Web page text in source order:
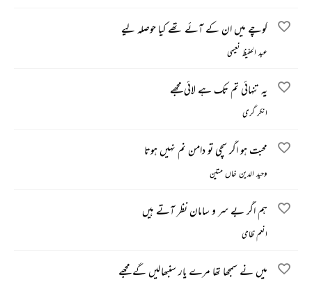
کوچے میں ان کے آئے تھے کیا حوصلہ لیے
عبد الحفیظ نعیمی
یہ تنہائی تم تک ہے لائی مجھے
انکر گری
محبت ہو اگر سچی تو دامن نم نہیں ہوتا
وحید الدین خاں متین
ہم اگر بے سر و سامان نظر آتے ہیں
انعم ظامی
میں نے سمجھا تھا مرے یار سنبھالیں گے مجھے